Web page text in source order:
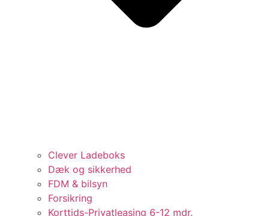
Clever Ladeboks
Dæk og sikkerhed
FDM & bilsyn
Forsikring
Korttids-Privatleasing 6-12 mdr.